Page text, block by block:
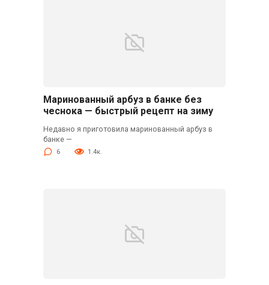
Маринованный арбуз в банке без
чеснока — быстрый рецепт на зиму
Недавно я приготовила маринованный арбуз в
банке —
6 1.4к.